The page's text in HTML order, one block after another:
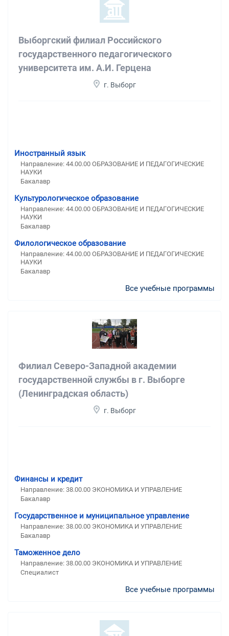
Выборгский филиал Российского
государственного педагогического
университета им. А.И. Герцена
г. Выборг
Иностранный язык
Направление: 44.00.00 ОБРАЗОВАНИЕ И ПЕДАГОГИЧЕСКИЕ
НАУКИ
Бакалавр
Культурологическое образование
Направление: 44.00.00 ОБРАЗОВАНИЕ И ПЕДАГОГИЧЕСКИЕ
НАУКИ
Бакалавр
Филологическое образование
Направление: 44.00.00 ОБРАЗОВАНИЕ И ПЕДАГОГИЧЕСКИЕ
НАУКИ
Бакалавр
Все учебные программы
Филиал Северо-Западной академии
государственной службы в г. Выборге
(Ленинградская область)
г. Выборг
Финансы и кредит
Направление: 38.00.00 ЭКОНОМИКА И УПРАВЛЕНИЕ
Бакалавр
Государственное и муниципальное управление
Направление: 38.00.00 ЭКОНОМИКА И УПРАВЛЕНИЕ
Бакалавр
Таможенное дело
Направление: 38.00.00 ЭКОНОМИКА И УПРАВЛЕНИЕ
Специалист
Все учебные программы